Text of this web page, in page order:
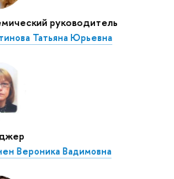
руководитель
Татьяна Юрьевна
Вероника Вадимовна